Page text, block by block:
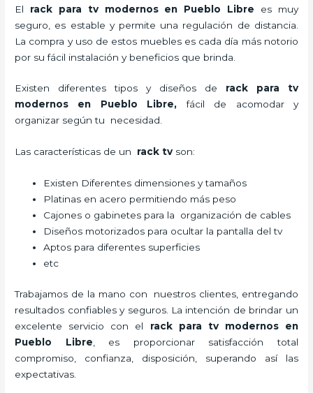
El rack para tv modernos en Pueblo Libre es muy
seguro, es estable y permite una regulación de distancia.
La compra y uso de estos muebles es cada día más notorio
por su fácil instalación y beneficios que brinda.
Existen diferentes tipos y diseños de rack para tv
modernos en Pueblo Libre, fácil de acomodar y
organizar según tu necesidad.
Las características de un rack tv son:
Existen Diferentes dimensiones y tamaños
Platinas en acero permitiendo más peso
Cajones o gabinetes para la organización de cables
Diseños motorizados para ocultar la pantalla del tv
Aptos para diferentes superficies
etc
Trabajamos de la mano con nuestros clientes, entregando
resultados confiables y seguros. La intención de brindar un
excelente servicio con el rack para tv modernos en
Pueblo Libre , es proporcionar satisfacción total
compromiso, confianza, disposición, superando así las
expectativas.